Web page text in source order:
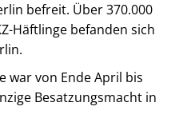
befreit. Über 370.000
Häftlinge befanden sich
war von Ende April bis
Besatzungsmacht in